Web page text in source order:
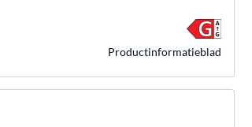
Product­informatieblad